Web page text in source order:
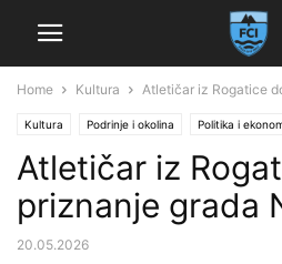
Home Kultura Atletičar iz Rogatice
Kultura Podrinje i okolina Politika i
Atletičar iz
priznanje grada
20.05.2026